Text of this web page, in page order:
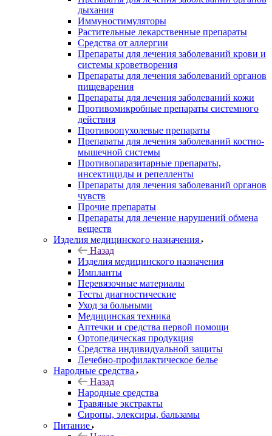
дыхания
Иммуностимуляторы
Растительные лекарственные препараты
Средства от аллергии
Препараты для лечения заболеваний крови и
системы кроветворения
Препараты для лечения заболеваний органов
пищеварения
Препараты для лечения заболеваний кожи
Противомикробные препараты системного
действия
Противоопухолевые препараты
Препараты для лечения заболеваний костно-
мышечной системы
Противопаразитарные препараты,
инсектициды и репелленты
Препараты для лечения заболеваний органов
чувств
Прочие препараты
Препараты для лечение нарушений обмена
веществ
Изделия медицинского назначения
Назад
Изделия медицинского назначения
Импланты
Перевязочные материалы
Тесты диагностические
Уход за больными
Медицинская техника
Аптечки и средства первой помощи
Ортопедическая продукция
Средства индивидуальной защиты
Лечебно-профилактическое белье
Народные средства
Назад
Народные средства
Травяные экстракты
Сиропы, элексиры, бальзамы
Питание